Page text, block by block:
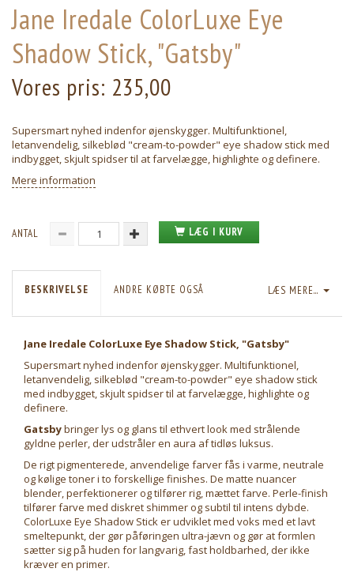
Jane Iredale ColorLuxe Eye
Shadow Stick, "Gatsby"
Vores pris: 235,00
Supersmart nyhed indenfor øjenskygger. Multifunktionel,
letanvendelig, silkeblød "cream-to-powder" eye shadow stick med
indbygget, skjult spidser til at farvelægge, highlighte og definere.
Mere information
ANTAL LÆG I KURV
LÆS MERE...
BESKRIVELSE ANDRE KØBTE OGSÅ
Jane Iredale ColorLuxe Eye Shadow Stick, "Gatsby"
Supersmart nyhed indenfor øjenskygger. Multifunktionel,
letanvendelig, silkeblød "cream-to-powder" eye shadow stick
med indbygget, skjult spidser til at farvelægge, highlighte og
definere.
Gatsbybringer lys og glans til ethvert look med strålende
gyldne perler, der udstråler en aura af tidløs luksus.
De rigt pigmenterede, anvendelige farver fås i varme, neutrale
og kølige toner i to forskellige finishes. De matte nuancer
blender, perfektionerer og tilfører rig, mættet farve. Perle-finish
tilfører farve med diskret shimmer og subtil til intens dybde.
ColorLuxe Eye Shadow Stick er udviklet med voks med et lavt
smeltepunkt, der gør påføringen ultra-jævn og gør at formlen
sætter sig på huden for langvarig, fast holdbarhed, der ikke
kræver en primer.